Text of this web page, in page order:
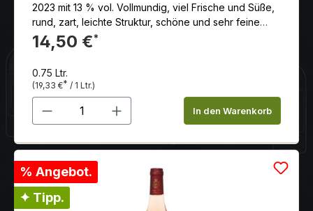
2023 mit 13 % vol. Vollmundig, viel Frische und Süße,
rund, zart, leichte Struktur, schöne und sehr feine
Bitterkeit, komplex und lang, duftige Noten von roten
Früchten, floral, milchig, abgerundet mit Noten von
Genuss-Rosé der obersten Klasse
14,50 €*
0.75 Ltr.
(19,33 €* / 1 Ltr.)
Produkt Anzahl: Gib denIn den Warenkorb
% Angebot.
✦ Tipp.